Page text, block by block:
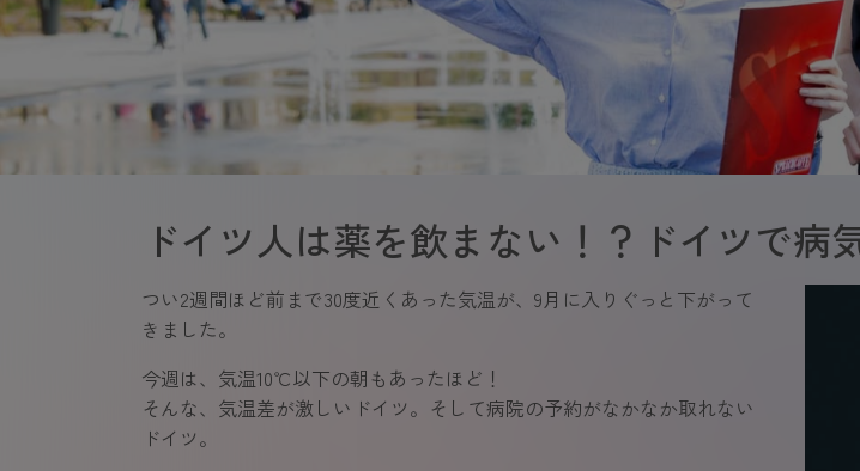
ドイツ人は薬を飲まない！？ドイツで病
つい2週間ほど前まで30度近くあった気温が、9月に入りぐっと下がって
きました。
今週は、気温10℃以下の朝もあったほど！
そんな、気温差が激しいドイツ。そして病院の予約がなかなか取れない
ドイツ。